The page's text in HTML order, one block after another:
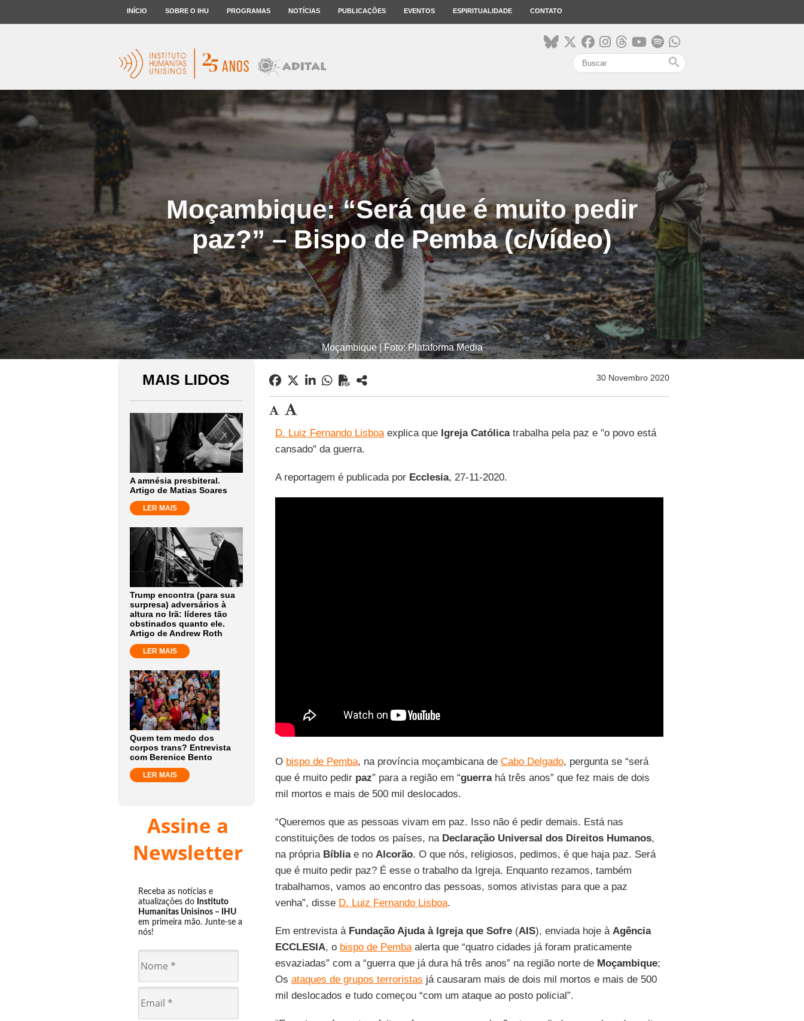
INÍCIO SOBRE O IHU PROGRAMAS NOTÍCIAS PUBLICAÇÕES EVENTOS ESPIRITUALIDADE CONTATO
search
Moçambique: “Será que é muito pedir
paz?” – Bispo de Pemba (c/vídeo)
Moçambique | Foto: Plataforma Media
MAIS LIDOS
A amnésia presbiteral.
Artigo de Matias Soares
LER MAIS
Trump encontra (para sua
surpresa) adversários à
altura no Irã: líderes tão
obstinados quanto ele.
Artigo de Andrew Roth
LER MAIS
Quem tem medo dos
corpos trans? Entrevista
com Berenice Bento
LER MAIS
Assine a
Newsletter
Receba as notícias e
atualizações do Instituto
Humanitas Unisinos – IHU
em primeira mão. Junte-se a
nós!
30 Novembro 2020
D. Luiz Fernando Lisboaexplica que Igreja Católicatrabalha pela paz e "o povo está
cansado" da guerra.
A reportagem é publicada por Ecclesia, 27-11-2020.
O bispo de Pemba, na província moçambicana de Cabo Delgado, pergunta se “será
que é muito pedir paz” para a região em “guerrahá três anos” que fez mais de dois
mil mortos e mais de 500 mil deslocados.
“Queremos que as pessoas vivam em paz. Isso não é pedir demais. Está nas
constituições de todos os países, na Declaração Universal dos Direitos Humanos,
na própria Bíbliae no Alcorão. O que nós, religiosos, pedimos, é que haja paz. Será
que é muito pedir paz? É esse o trabalho da Igreja. Enquanto rezamos, também
trabalhamos, vamos ao encontro das pessoas, somos ativistas para que a paz
venha”, disse D. Luiz Fernando Lisboa.
Em entrevista à Fundação Ajuda à Igreja que Sofre(AIS), enviada hoje à Agência
ECCLESIA, o bispo de Pembaalerta que “quatro cidades já foram praticamente
esvaziadas” com a “guerra que já dura há três anos” na região norte de Moçambique;
Os ataques de grupos terroristas já causaram mais de dois mil mortos e mais de 500
mil deslocados e tudo começou “com um ataque ao posto policial”.